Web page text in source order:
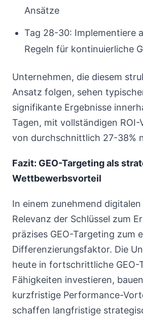
Ansätze
Tag 28-30: Implementiere
Regeln für kontinuierliche
Unternehmen, die diesem
Ansatz folgen, sehen
signifikante Ergebnisse
Tagen, mit vollständigen ROI-
von durchschnittlich 27-38%
Fazit: GEO-Targeting als
Wettbewerbsvorteil
In einem zunehmend
Relevanz der Schlüssel zum
präzises GEO-Targeting zum
Differenzierungsfaktor. Die
heute in fortschrittliche GEO-
Fähigkeiten investieren,
kurzfristige Performance-
schaffen langfristige